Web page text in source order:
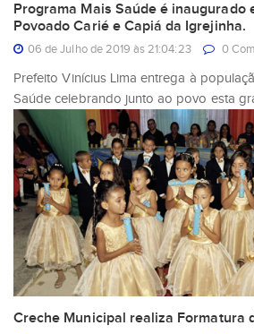
Programa Mais Saúde é inaugurado
Povoado Carié e Capiá da Igrejinha.
06 de Julho de 2019 às 21:04:23 0
Prefeito Vinícius Lima entrega à
Saúde celebrando junto ao povo esta
Creche Municipal realiza Formatura